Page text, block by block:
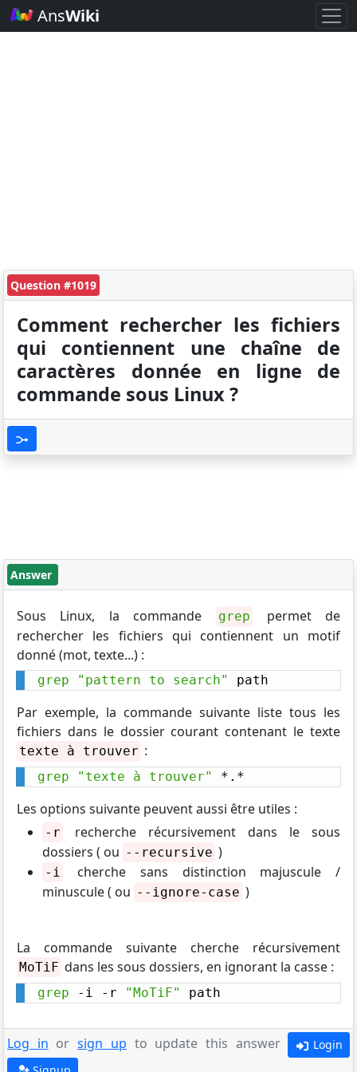
AnsWiki
Question #1019
Comment rechercher les fichiers
qui contiennent une chaîne de
caractères donnée en ligne de
commande sous Linux ?
Answer
Sous Linux, la commande grep
permet de
rechercher les fichiers qui contiennent un motif
donné (mot, texte...) :
grep "pattern to search" path
Par exemple, la commande suivante liste tous les
fichiers dans le dossier courant contenant le texte
texte à trouver :
grep "texte à trouver" *.*
Les options suivante peuvent aussi être utiles :
-r
recherche récursivement dans le sous
dossiers ( ou --recursive )
-i
cherche sans distinction majuscule /
minuscule ( ou --ignore-case )
La commande suivante cherche récursivement
MoTiF dans les sous dossiers, en ignorant la casse :
grep -i -r "MoTiF" path
Log in orsign up to update this answer
Login